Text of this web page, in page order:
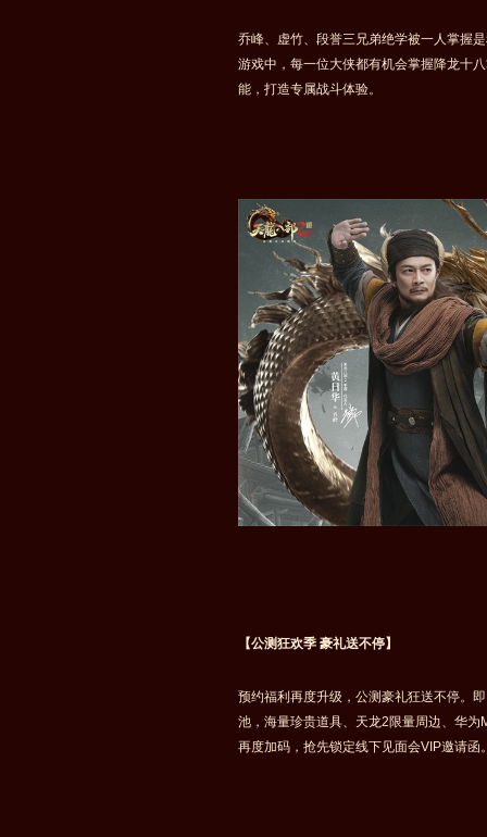
乔峰、虚竹、段誉三兄弟绝学被一人掌握
游戏中，每一位大侠都有机会掌握降龙十
能，打造专属战斗体验。
【公测狂欢季 豪礼送不停】
预约福利再度升级，公测豪礼狂送不停。
池，海量珍贵道具、天龙2限量周边、华
再度加码，抢先锁定线下见面会VIP邀请函